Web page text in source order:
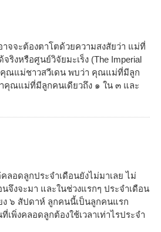
จจะต้องตาโตด้วยความสงสัยว่า แม่ที่
ริงหรือศูนย์วิจัยมะเร็ง (The Imperial
คุณแม่ชาวสวีเดน พบว่า คุณแม่ที่มีลูก
คุณแม่ที่มีลูกคนเดียวถึง ๑ ใน ๓ และ
อดลูกประจำเดือนยังไม่มาเลย ไม่
จึงจะมา และในช่วงแรกๆ ประจำเดือน
๖ สัปดาห์ ลูกคนนี้เป็นลูกคนแรก
พิ่งคลอดลูกต้องใช้เวลาเท่าไรประจำ